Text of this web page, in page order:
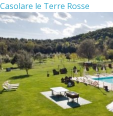
Casolare le Terre Rosse